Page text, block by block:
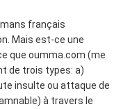
français
Mais est-ce une
que oumma.com (me
de trois types: a)
insulte ou attaque de
à travers le